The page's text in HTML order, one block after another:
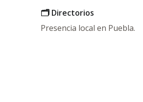
🗂️ Directorios
Presencia local en Puebla.